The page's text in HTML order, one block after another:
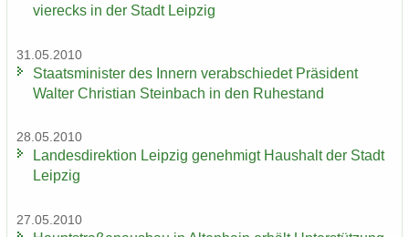
vier­ecks in der Stadt Leip­zig
31.05.2010
Staats­mi­nis­ter des In­nern ver­ab­schie­det Prä­si­dent
Wal­ter Chris­ti­an Stein­bach in den Ru­he­stand
28.05.2010
Lan­des­di­rek­ti­on Leip­zig ge­neh­migt Haus­halt der Stadt
Leip­zig
27.05.2010